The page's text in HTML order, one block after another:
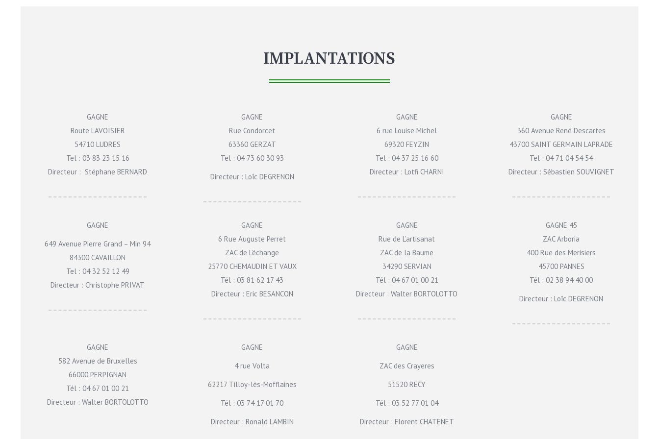
IMPLANTATIONS
GAGNE
Route LAVOISIER
54710 LUDRES
Tel : 03 83 23 15 16
Directeur : Stéphane BERNARD
GAGNE
Rue Condorcet
63360 GERZAT
Tel : 04 73 60 30 93
Directeur : Loîc DEGRENON
GAGNE
6 rue Louise Michel
69320 FEYZIN
Tel : 04 37 25 16 60
Directeur : Lotfi CHARNI
GAGNE
360 Avenue René Descartes
43700 SAINT GERMAIN LAPRADE
Tel : 04 71 04 54 54
Directeur : Sébastien SOUVIGNET
GAGNE
649 Avenue Pierre Grand – Min 94
84300 CAVAILLON
Tel : 04 32 52 12 49
Directeur : Christophe PRIVAT
GAGNE
6 Rue Auguste Perret
ZAC de L’échange
25770 CHEMAUDIN ET VAUX
Tél : 03 81 62 17 43
Directeur : Eric BESANCON
GAGNE
Rue de L’artisanat
ZAC de la Baume
34290 SERVIAN
Tél : 04 67 01 00 21
Directeur : Walter BORTOLOTTO
GAGNE 45
ZAC Arboria
400 Rue des Merisiers
45700 PANNES
Tél : 02 38 94 40 00
Directeur : Loîc DEGRENON
GAGNE
582 Avenue de Bruxelles
66000 PERPIGNAN
Tél : 04 67 01 00 21
Directeur : Walter BORTOLOTTO
GAGNE
4 rue Volta
62217 Tilloy-lès-Mofflaines
Tél : 03 74 17 01 70
Directeur : Ronald LAMBIN
GAGNE
ZAC des Crayeres
51520 RECY
Tél : 03 52 77 01 04
Directeur : Florent CHATENET